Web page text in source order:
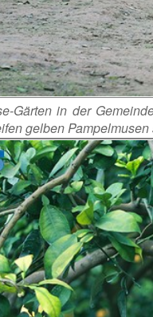
Gärten in der
gelben